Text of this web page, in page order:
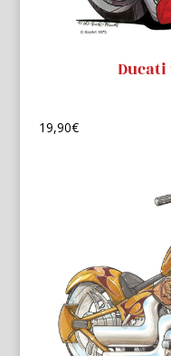
Ducati
19,90€